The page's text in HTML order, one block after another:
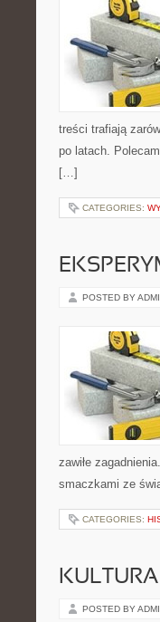
treści trafiają
po latach.
[…]
CATEGORIES:
POSTED BY
zawiłe
smaczkami ze
CATEGORIES:
POSTED BY